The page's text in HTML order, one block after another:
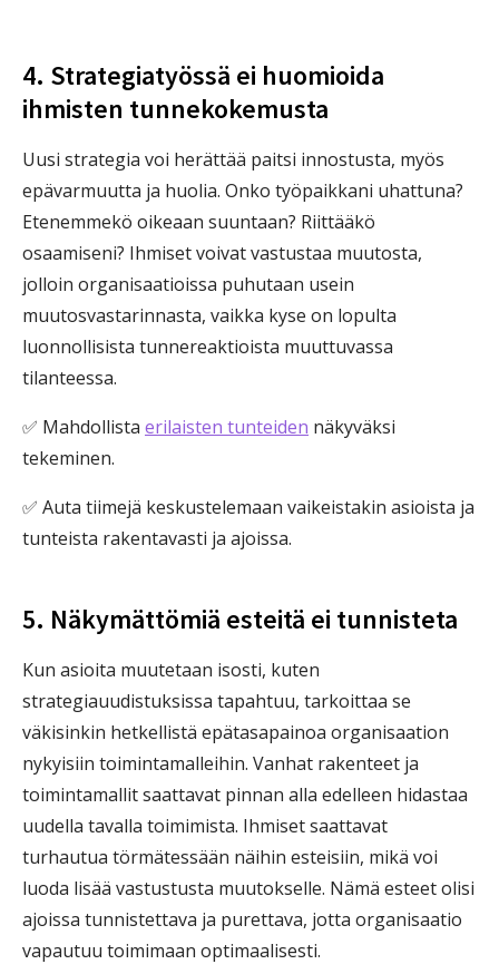
4. Strategiatyössä ei huomioida
ihmisten tunnekokemusta
Uusi strategia voi herättää paitsi innostusta, myös
epävarmuutta ja huolia. Onko työpaikkani uhattuna?
Etenemmekö oikeaan suuntaan? Riittääkö
osaamiseni? Ihmiset voivat vastustaa muutosta,
jolloin organisaatioissa puhutaan usein
muutosvastarinnasta, vaikka kyse on lopulta
luonnollisista tunnereaktioista muuttuvassa
tilanteessa.
✅ Mahdollista erilaisten tunteiden näkyväksi
tekeminen.
✅ Auta tiimejä keskustelemaan vaikeistakin asioista ja
tunteista rakentavasti ja ajoissa.
5. Näkymättömiä esteitä ei tunnisteta
Kun asioita muutetaan isosti, kuten
strategiauudistuksissa tapahtuu, tarkoittaa se
väkisinkin hetkellistä epätasapainoa organisaation
nykyisiin toimintamalleihin. Vanhat rakenteet ja
toimintamallit saattavat pinnan alla edelleen hidastaa
uudella tavalla toimimista. Ihmiset saattavat
turhautua törmätessään näihin esteisiin, mikä voi
luoda lisää vastustusta muutokselle. Nämä esteet olisi
ajoissa tunnistettava ja purettava, jotta organisaatio
vapautuu toimimaan optimaalisesti.